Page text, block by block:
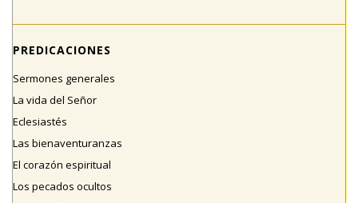
PREDICACIONES
Sermones generales
La vida del Señor
Eclesiastés
Las bienaventuranzas
El corazón espiritual
Los pecados ocultos